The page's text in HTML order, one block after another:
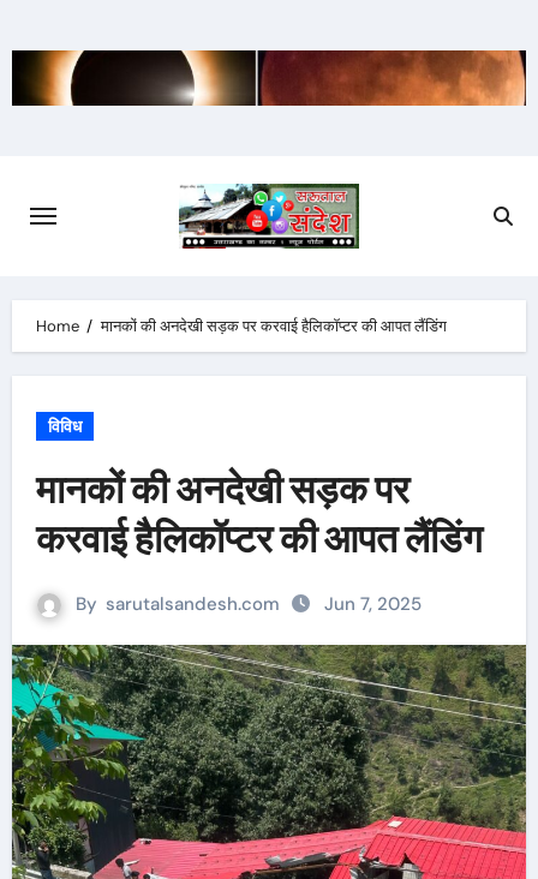
to
Home मानकों की अनदेखी सड़क पर करवाई हैलिकॉप्टर की आपत लैंडिंग
विविध
मानकों की अनदेखी सड़क पर
करवाई हैलिकॉप्टर की आपत लैंडिंग
By sarutalsandesh.com Jun 7, 2025